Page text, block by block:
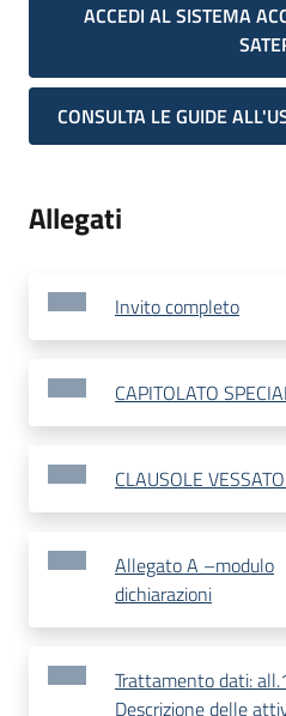
ACCEDI AL SISTEMA
CONSULTA LE GUIDE
Allegati
Invito completo
CAPITOLATO
CLAUSOLE
Allegato A –modulo
dichiarazioni
Trattamento dati: all.1
Descrizione delle